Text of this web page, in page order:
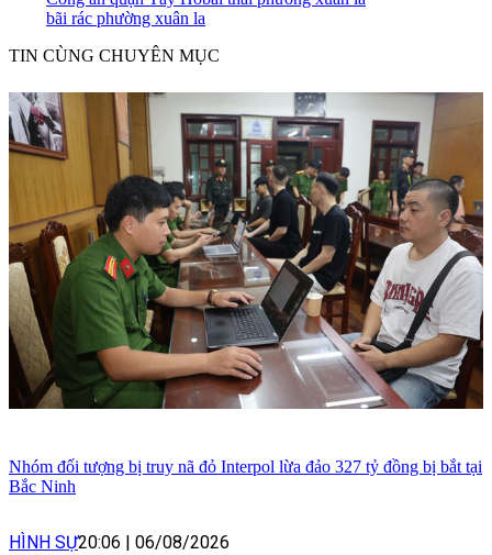
bãi rác phường xuân la
TIN CÙNG CHUYÊN MỤC
Nhóm đối tượng bị truy nã đỏ Interpol lừa đảo 327 tỷ đồng bị bắt tại
Bắc Ninh
HÌNH SỰ20:06 | 06/08/2026